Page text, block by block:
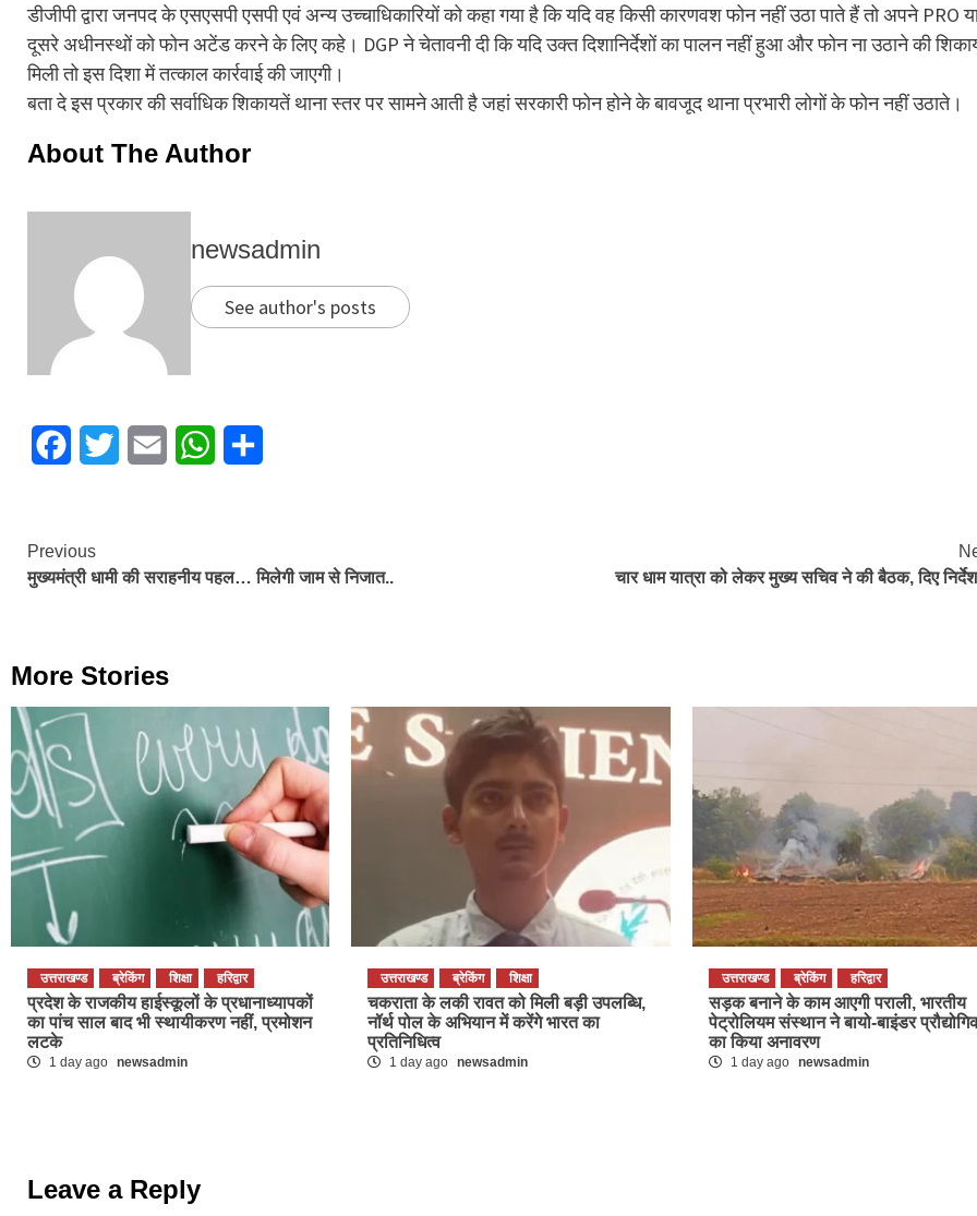
डीजीपी द्वारा जनपद के एसएसपी एसपी एवं अन्य उच्चाधिकारियों को कहा गया है कि यदि वह किसी कारणवश फोन नहीं उठा पाते हैं तो अपने PRO
दूसरे अधीनस्थों को फोन अटेंड करने के लिए कहे। DGP ने चेतावनी दी कि यदि उक्त दिशानिर्देशों का पालन नहीं हुआ और फोन ना उठाने की
मिली तो इस दिशा में तत्काल कार्रवाई की जाएगी।
बता दे इस प्रकार की सर्वाधिक शिकायतें थाना स्तर पर सामने आती है जहां सरकारी फोन होने के बावजूद थाना प्रभारी लोगों के फोन नहीं उठाते।
About The Author
newsadmin
See author's posts
FacebookTwitter Email WhatsApp
Continue
Reading
Previous
मुख्यमंत्री धामी की सराहनीय पहल… मिलेगी जाम से निजात..
चार धाम यात्रा को लेकर मुख्य सचिव ने की बैठक, दिए
More Stories
उत्तराखण्ड ब्रेकिंग शिक्षा हरिद्वार
प्रदेश के राजकीय हाईस्कूलों के प्रधानाध्यापकों
का पांच साल बाद भी स्थायीकरण नहीं, प्रमोशन
लटके
1 day ago newsadmin
उत्तराखण्ड ब्रेकिंग शिक्षा
चकराता के लकी रावत को मिली बड़ी उपलब्धि,
नॉर्थ पोल के अभियान में करेंगे भारत का
प्रतिनिधित्व
1 day ago newsadmin
उत्तराखण्ड ब्रेकिंग हरिद्वार
सड़क बनाने के काम आएगी पराली, भारतीय
पेट्रोलियम संस्थान ने बायो-बाइंडर
का किया अनावरण
1 day ago newsadmin
Leave a Reply